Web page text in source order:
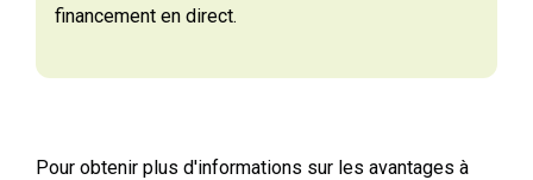
financement en direct.
Pour obtenir plus d'informations sur les avantages à